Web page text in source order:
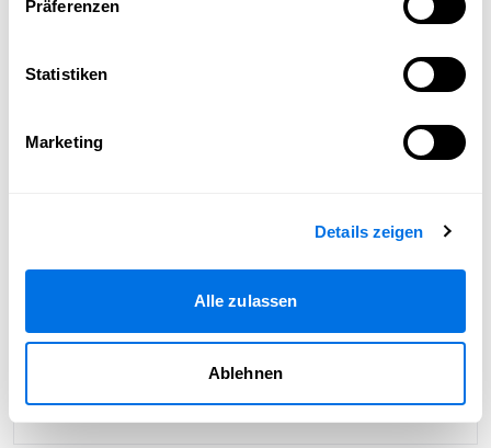
Präferenzen
Statistiken
Marketing
Details zeigen
Alle zulassen
Ablehnen